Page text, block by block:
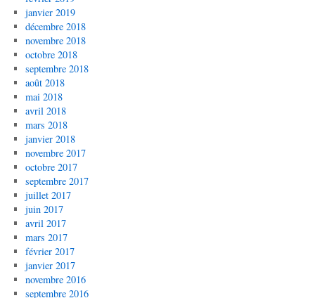
janvier 2019
décembre 2018
novembre 2018
octobre 2018
septembre 2018
août 2018
mai 2018
avril 2018
mars 2018
janvier 2018
novembre 2017
octobre 2017
septembre 2017
juillet 2017
juin 2017
avril 2017
mars 2017
février 2017
janvier 2017
novembre 2016
septembre 2016